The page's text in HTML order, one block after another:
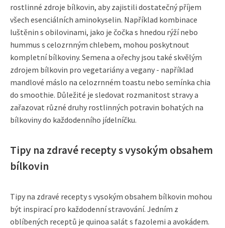
rostlinné zdroje bílkovin, aby zajistili dostatečný příjem
všech esenciálních aminokyselin. Například kombinace
luštěnin s obilovinami, jako je čočka s hnedou rýží nebo
hummus s celozrnným chlebem, mohou poskytnout
kompletní bílkoviny. Semena a ořechy jsou také skvělým
zdrojem bílkovin pro vegetariány a vegany - například
mandlové máslo na celozrnném toastu nebo semínka chia
do smoothie. Důležité je sledovat rozmanitost stravy a
zařazovat různé druhy rostlinných potravin bohatých na
bílkoviny do každodenního jídelníčku.
Tipy na zdravé recepty s vysokým obsahem
bílkovin
Tipy na zdravé recepty s vysokým obsahem bílkovin mohou
být inspirací pro každodenní stravování. Jedním z
oblíbených receptů je quinoa salát s fazolemi a avokádem.